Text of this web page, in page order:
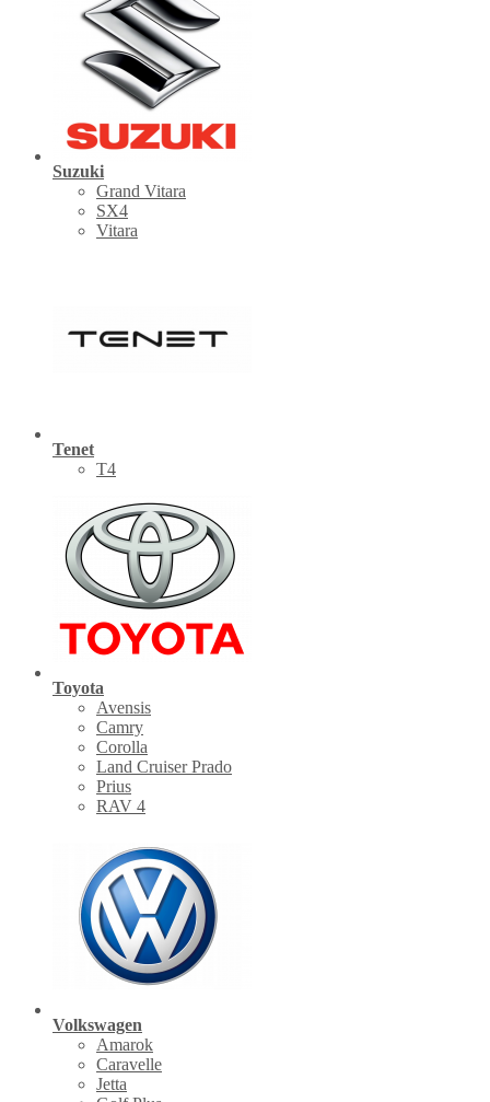
Suzuki
Grand Vitara
SX4
Vitara
Tenet
Т4
Toyota
Avensis
Camry
Corolla
Land Cruiser Prado
Prius
RAV 4
Volkswagen
Amarok
Caravelle
Jetta